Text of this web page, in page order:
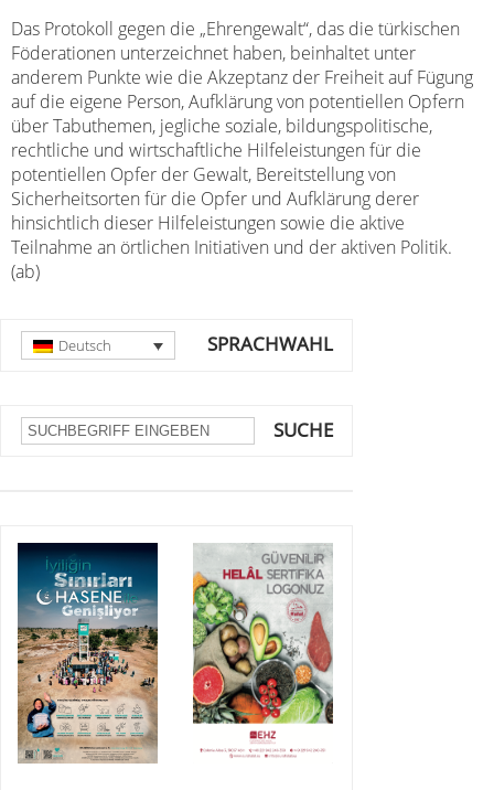
Das Protokoll gegen die „Ehrengewalt“, das die türkischen
Föderationen unterzeichnet haben, beinhaltet unter
anderem Punkte wie die Akzeptanz der Freiheit auf Fügung
auf die eigene Person, Aufklärung von potentiellen Opfern
über Tabuthemen, jegliche soziale, bildungspolitische,
rechtliche und wirtschaftliche Hilfeleistungen für die
potentiellen Opfer der Gewalt, Bereitstellung von
Sicherheitsorten für die Opfer und Aufklärung derer
hinsichtlich dieser Hilfeleistungen sowie die aktive
Teilnahme an örtlichen Initiativen und der aktiven Politik.
(ab)
SPRACHWAHL
Deutsch
SUCHE